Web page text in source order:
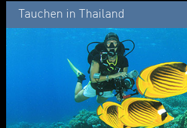
Tauchen in Thailand